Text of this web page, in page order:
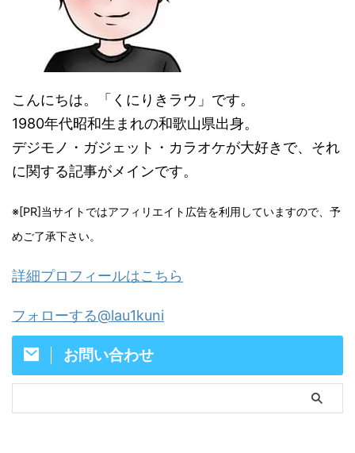
こんにちは。「くにりきラウ」です。
1980年代昭和生まれの和歌山県出身。
デジモノ・ガジェット・カラオケが大好きで、それ
に関する記事がメインです。
※[PR]当サイトではアフィリエイト広告を利用していますので、予
めご了承下さい。
詳細プロフィールはこちら
フォローする@lau1kuni
お問い合わせ